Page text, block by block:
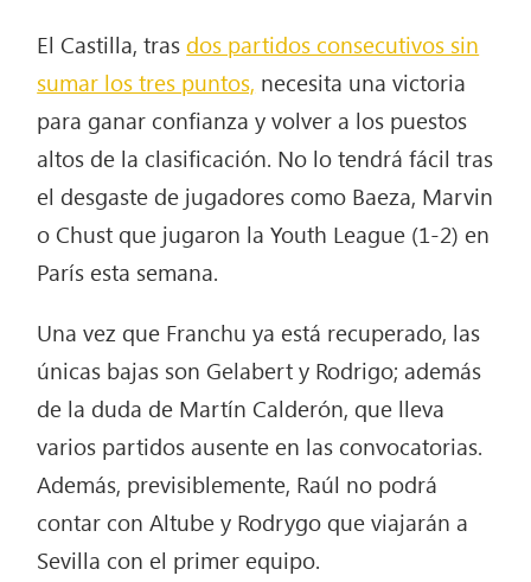
El Castilla, tras dos partidos consecutivos sin
sumar los tres puntos, necesita una victoria
para ganar confianza y volver a los puestos
altos de la clasificación. No lo tendrá fácil tras
el desgaste de jugadores como Baeza, Marvin
o Chust que jugaron la Youth League (1-2) en
París esta semana.
Una vez que Franchu ya está recuperado, las
únicas bajas son Gelabert y Rodrigo; además
de la duda de Martín Calderón, que lleva
varios partidos ausente en las convocatorias.
Además, previsiblemente, Raúl no podrá
contar con Altube y Rodrygo que viajarán a
Sevilla con el primer equipo.